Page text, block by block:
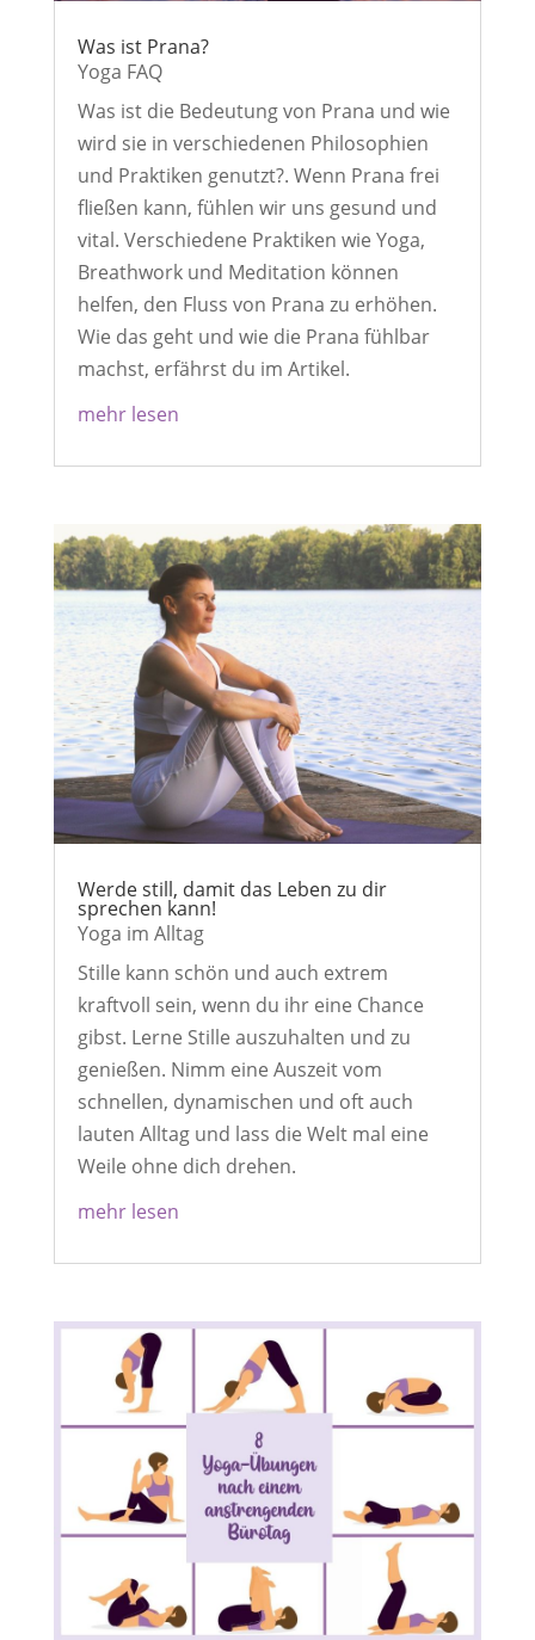
Was ist Prana?
Yoga FAQ
Was ist die Bedeutung von Prana und wie
wird sie in verschiedenen Philosophien
und Praktiken genutzt?. Wenn Prana frei
fließen kann, fühlen wir uns gesund und
vital. Verschiedene Praktiken wie Yoga,
Breathwork und Meditation können
helfen, den Fluss von Prana zu erhöhen.
Wie das geht und wie die Prana fühlbar
machst, erfährst du im Artikel.
mehr lesen
Werde still, damit das Leben zu dir
sprechen kann!
Yoga im Alltag
Stille kann schön und auch extrem
kraftvoll sein, wenn du ihr eine Chance
gibst. Lerne Stille auszuhalten und zu
genießen. Nimm eine Auszeit vom
schnellen, dynamischen und oft auch
lauten Alltag und lass die Welt mal eine
Weile ohne dich drehen.
mehr lesen